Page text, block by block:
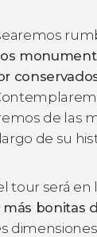
de las
de su
tour será en
más bonitas